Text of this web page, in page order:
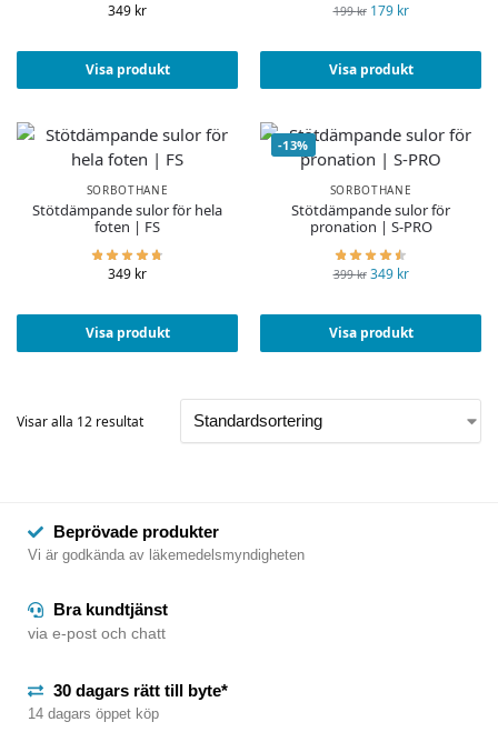
349 kr
Visa produkt
199kr 179 kr
Visa produkt
SORBOTHANE
Stötdämpande sulor för hela
foten | FS
349 kr
Visa produkt
-13%
SORBOTHANE
Stötdämpande sulor för
pronation | S-PRO
399kr 349 kr
Visa produkt
Visar alla 12 resultat
Beprövade produkter
Vi är godkända av läkemedelsmyndigheten
Bra kundtjänst
via e-post och chatt
30 dagars rätt till byte*
14 dagars öppet köp